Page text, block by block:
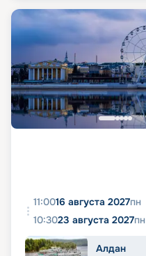
11:0016 августа 2027пн
10:3023 августа 2027пн
Алдан